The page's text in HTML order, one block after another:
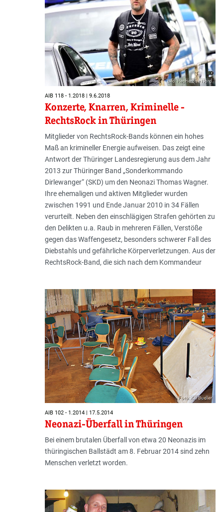
Bild: Recherche Nord
AIB 118 - 1.2018 | 9.6.2018
Konzerte, Knarren, Kriminelle -
RechtsRock in Thüringen
Mitglieder von RechtsRock-Bands können ein hohes
Maß an krimineller Energie aufweisen. Das zeigt eine
Antwort der Thüringer Landesregierung aus dem Jahr
2013 zur Thüringer Band „Sonderkommando
Dirlewanger“ (SKD) um den Neonazi Thomas Wagner.
Ihre ehemaligen und aktiven Mitglieder wurden
zwischen 1991 und Ende Januar 2010 in 34 Fällen
verurteilt. Neben den einschlägigen Strafen gehörten zu
den Delikten u.a. Raub in mehreren Fällen, Verstöße
gegen das Waffengesetz, besonders schwerer Fall des
Diebstahls und gefährliche Körperverletzungen. Aus der
RechtsRock-Band, die sich nach dem Kommandeur
Foto: Kai Budler
AIB 102 - 1.2014 | 17.5.2014
Neonazi-Überfall in Thüringen
Bei einem brutalen Überfall von etwa 20 Neonazis im
thüringischen Ballstädt am 8. Februar 2014 sind zehn
Menschen verletzt worden.